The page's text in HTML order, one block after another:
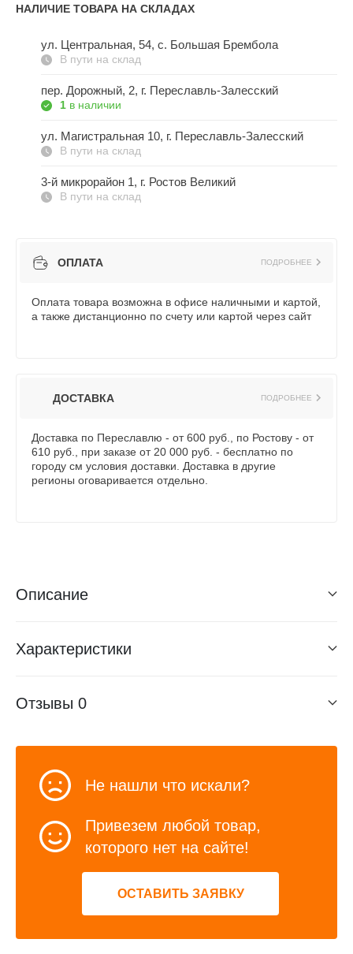
НАЛИЧИЕ ТОВАРА НА СКЛАДАХ
ул. Центральная, 54, c. Большая Брембола
В пути на склад
пер. Дорожный, 2, г. Переславль-Залесский
1 в наличии
ул. Магистральная 10, г. Переславль-Залесский
В пути на склад
3-й микрорайон 1, г. Ростов Великий
В пути на склад
ОПЛАТА ПОДРОБНЕЕ
Оплата товара возможна в офисе наличными и картой,
а также дистанционно по счету или картой через сайт
ДОСТАВКА ПОДРОБНЕЕ
Доставка по Переславлю - от 600 руб., по Ростову - от
610 руб., при заказе от 20 000 руб. - бесплатно по
городу см условия доставки. Доставка в другие
регионы оговаривается отдельно.
Описание
Характеристики
Отзывы 0
Не нашли что искали?
Привезем любой товар,
которого нет на сайте!
ОСТАВИТЬ ЗАЯВКУ